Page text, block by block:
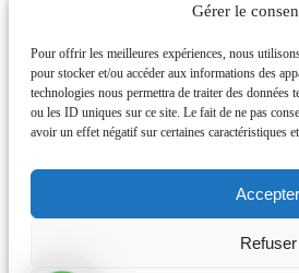
Gérer le
Pour offrir les meilleures expériences, nous
pour stocker et/ou accéder aux informations des
technologies nous permettra de traiter des données
ou les ID uniques sur ce site. Le fait de ne pas
avoir un effet négatif sur certaines caractéristiques
Accepter
Refuser